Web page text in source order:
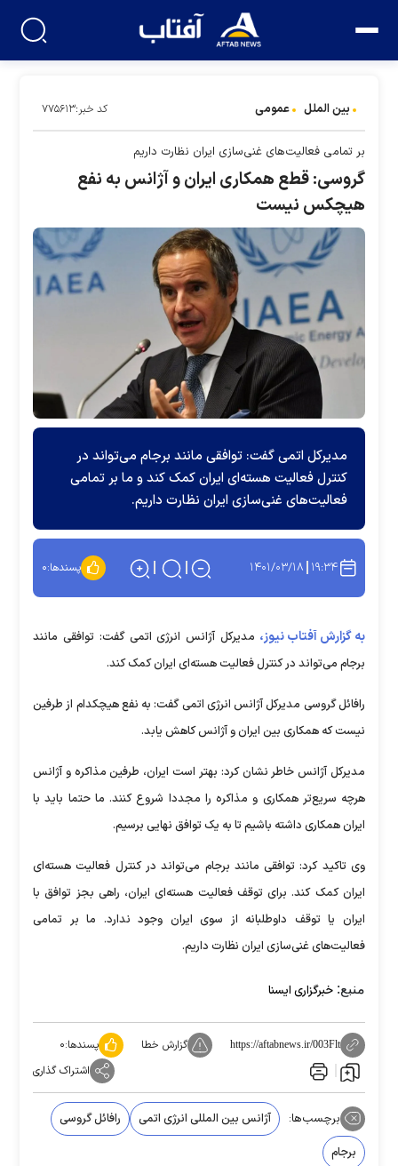
بین الملل عمومی کد خبر:۷۷۵۶۱۳
بر تمامی فعالیت‌های غنی‌سازی ایران نظارت داریم
گروسی: قطع همکاری ایران و آژانس به نفع
هیچکس نیست
مدیرکل اتمی گفت: توافقی مانند برجام می‌تواند در
کنترل فعالیت هسته‌ای ایران کمک کند و ما بر تمامی
فعالیت‌های غنی‌سازی ایران نظارت داریم.
۱۹:۳۴ ۱۴۰۱/۰۳/۱۸ پسندها:۰
به گزارش آفتاب نیوز، مدیرکل آژانس انرژی اتمی گفت: توافقی مانند
برجام می‌تواند در کنترل فعالیت هسته‌ای ایران کمک کند.
رافائل گروسی مدیرکل آژانس انرژی اتمی گفت: به نفع هیچکدام از طرفین
نیست که همکاری بین ایران و آژانس کاهش یابد.
مدیرکل آژانس خاطر نشان کرد: بهتر است ایران، طرفین مذاکره و آژانس
هرچه سریع‌تر همکاری و مذاکره را مجددا شروع کنند. ما حتما باید با
ایران همکاری داشته باشیم تا به یک توافق نهایی برسیم.
وی تاکید کرد: توافقی مانند برجام می‌تواند در کنترل فعالیت هسته‌ای
ایران کمک کند. برای توقف فعالیت هسته‌ای ایران، راهی بجز توافق با
ایران یا توقف داوطلبانه از سوی ایران وجود ندارد. ما بر تمامی
فعالیت‌های غنی‌سازی ایران نظارت داریم.
منبع: خبرگزاری ایسنا
https://aftabnews.ir/003Flt گزارش خطا پسندها:۰
اشتراک گذاری
برچسب‌ها: آژانس بین المللی انرژی اتمی
رافائل گروسی
برجام